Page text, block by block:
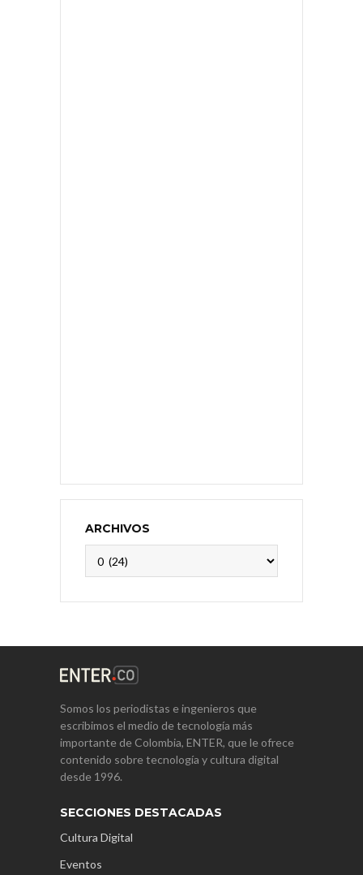
ARCHIVOS
Somos los periodistas e ingenieros que
escribimos el medio de tecnología más
importante de Colombia, ENTER, que le ofrece
contenido sobre tecnología y cultura digital
desde 1996.
SECCIONES DESTACADAS
Cultura Digital
Eventos